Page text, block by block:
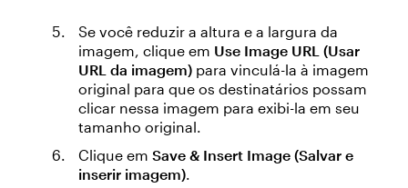
Se você reduzir a altura e a largura da
imagem, clique em Use Image URL (Usar
URL da imagem) para vinculá-la à imagem
original para que os destinatários possam
clicar nessa imagem para exibi-la em seu
tamanho original.
Clique em Save & Insert Image (Salvar e
inserir imagem)